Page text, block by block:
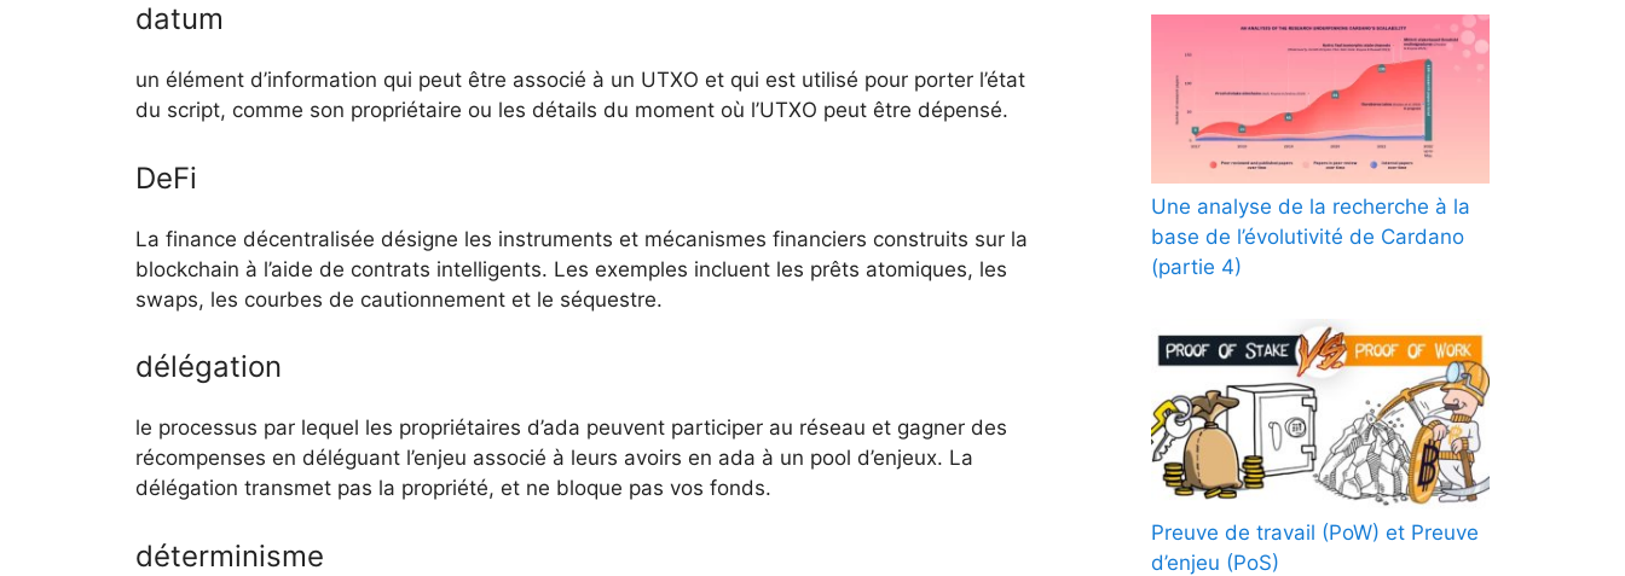
datum
un élément d’information qui peut être associé à un UTXO et qui est utilisé pour porter l’état
du script, comme son propriétaire ou les détails du moment où l’UTXO peut être dépensé.
DeFi
La finance décentralisée désigne les instruments et mécanismes financiers construits sur la
blockchain à l’aide de contrats intelligents. Les exemples incluent les prêts atomiques, les
swaps, les courbes de cautionnement et le séquestre.
délégation
le processus par lequel les propriétaires d’ada peuvent participer au réseau et gagner des
récompenses en déléguant l’enjeu associé à leurs avoirs en ada à un pool d’enjeux. La
délégation transmet pas la propriété, et ne bloque pas vos fonds.
déterminisme
Une analyse de la recherche à la
base de l’évolutivité de Cardano
(partie 4)
Preuve de travail (PoW) et Preuve
d’enjeu (PoS)